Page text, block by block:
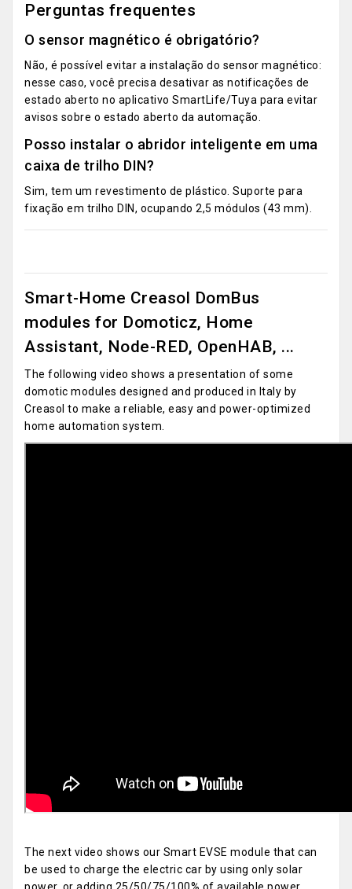
Perguntas frequentes
O sensor magnético é obrigatório?
Não, é possível evitar a instalação do sensor magnético:
nesse caso, você precisa desativar as notificações de
estado aberto no aplicativo SmartLife/Tuya para evitar
avisos sobre o estado aberto da automação.
Posso instalar o abridor inteligente em uma
caixa de trilho DIN?
Sim, tem um revestimento de plástico. Suporte para
fixação em trilho DIN, ocupando 2,5 módulos (43 mm).
Smart-Home Creasol DomBus
modules for Domoticz, Home
Assistant, Node-RED, OpenHAB, ...
The following video shows a presentation of some
domotic modules designed and produced in Italy by
Creasol to make a reliable, easy and power-optimized
home automation system.
The next video shows our Smart EVSE module that can
be used to charge the electric car by using only solar